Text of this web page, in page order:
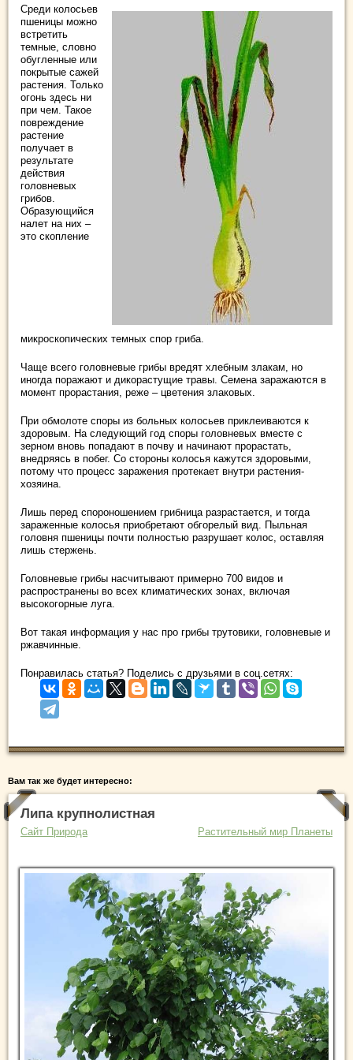
Среди колосьев
пшеницы можно
встретить
темные, словно
обугленные или
покрытые сажей
растения. Только
огонь здесь ни
при чем. Такое
повреждение
растение
получает в
результате
действия
головневых
грибов.
Образующийся
налет на них –
это скопление
микроскопических темных спор гриба.
Чаще всего головневые грибы вредят хлебным злакам, но
иногда поражают и дикорастущие травы. Семена заражаются в
момент прорастания, реже – цветения злаковых.
При обмолоте споры из больных колосьев приклеиваются к
здоровым. На следующий год споры головневых вместе с
зерном вновь попадают в почву и начинают прорастать,
внедряясь в побег. Со стороны колосья кажутся здоровыми,
потому что процесс заражения протекает внутри растения-
хозяина.
Лишь перед спороношением грибница разрастается, и тогда
зараженные колосья приобретают обгорелый вид. Пыльная
головня пшеницы почти полностью разрушает колос, оставляя
лишь стержень.
Головневые грибы насчитывают примерно 700 видов и
распространены во всех климатических зонах, включая
высокогорные луга.
Вот такая информация у нас про грибы трутовики, головневые и
ржавчинные.
Понравилась статья? Поделись с друзьями в соц.сетях:
Вам так же будет интересно:
Липа крупнолистная
Сайт Природа Растительный мир Планеты